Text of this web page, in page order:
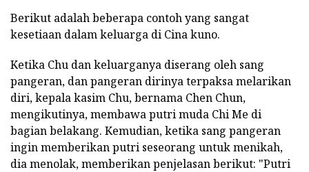
Berikut adalah beberapa contoh yang sangat
kesetiaan dalam keluarga di Cina kuno.
Ketika Chu dan keluarganya diserang oleh sang
pangeran, dan pangeran dirinya terpaksa melarikan
diri, kepala kasim Chu, bernama Chen Chun,
mengikutinya, membawa putri muda Chi Me di
bagian belakang. Kemudian, ketika sang pangeran
ingin memberikan putri seseorang untuk menikah,
dia menolak, memberikan penjelasan berikut: "Putri